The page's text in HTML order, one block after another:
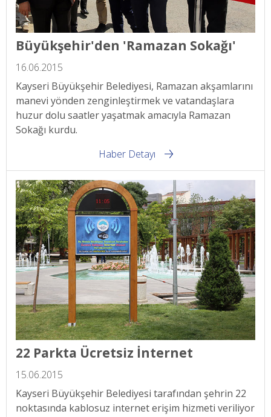
Büyükşehir'den 'Ramazan Sokağı'
16.06.2015
Kayseri Büyükşehir Belediyesi, Ramazan akşamlarını
manevi yönden zenginleştirmek ve vatandaşlara
huzur dolu saatler yaşatmak amacıyla Ramazan
Sokağı kurdu.
Haber Detayı
22 Parkta Ücretsiz İnternet
15.06.2015
Kayseri Büyükşehir Belediyesi tarafından şehrin 22
noktasında kablosuz internet erişim hizmeti veriliyor